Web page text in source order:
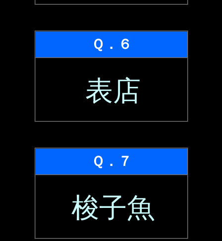
Ｑ．６
表店
Ｑ．７
梭子魚